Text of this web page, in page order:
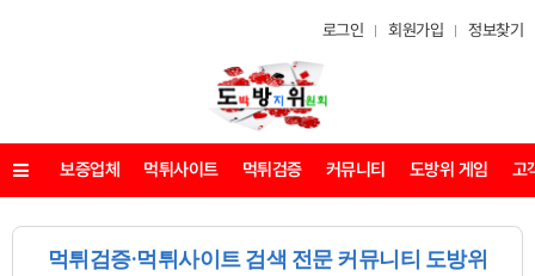
로그인 회원가입 정보찾기
메뉴 보증업체 먹튀사이트 먹튀검증 커뮤니티 도방위 게임 고
먹튀검증·먹튀사이트 검색 전문 커뮤니티 도방위